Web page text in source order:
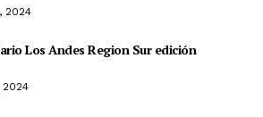
2024
Los Andes Region Sur edición
2024